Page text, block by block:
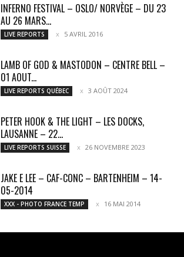
INFERNO FESTIVAL – OSLO/ NORVÈGE – DU 23
AU 26 MARS...
LIVE REPORTS 5 AVRIL 2016
LAMB OF GOD & MASTODON – CENTRE BELL –
01 AOUT...
LIVE REPORTS QUÉBEC 3 AOÛT 2024
PETER HOOK & THE LIGHT – LES DOCKS,
LAUSANNE – 22...
LIVE REPORTS SUISSE 26 NOVEMBRE 2023
JAKE E LEE – CAF-CONC – BARTENHEIM – 14-
05-2014
XXX - PHOTO FRANCE TEMP 16 MAI 2014